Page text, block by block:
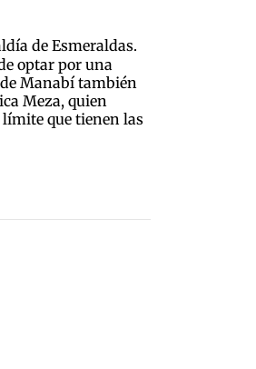
de Esmeraldas.
optar por una
Manabí también
Meza, quien
que tienen las